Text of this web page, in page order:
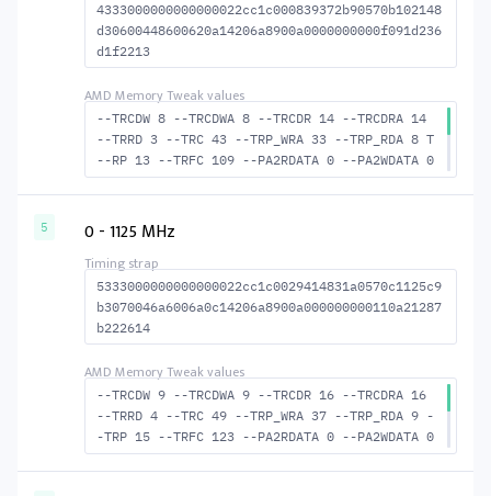
4333000000000000022cc1c000839372b90570b102148
d30600448600620a14206a8900a0000000000f091d236
d1f2213
--TRCDW 8 --TRCDWA 8 --TRCDR 14 --TRCDRA 14
--TRRD 3 --TRC 43 --TRP_WRA 33 --TRP_RDA 8 T
--RP 13 --TRFC 109 --PA2RDATA 0 --PA2WDATA 0
--TFAW 4 --TCRCRL 2 --TCRCWL 6 --TFAW32 4 --
R 35 --RAS2RAS 109 --RP 31 --WRPLUSRP 34 --B
5 0 - 1125 MHz
5333000000000000022cc1c0029414831a0570c1125c9
b3070046a6006a0c14206a8900a000000000110a21287
b222614
--TRCDW 9 --TRCDWA 9 --TRCDR 16 --TRCDRA 16
--TRRD 4 --TRC 49 --TRP_WRA 37 --TRP_RDA 9 -
-TRP 15 --TRFC 123 --PA2RDATA 0 --PA2WDATA 0
--TFAW 6 --TCRCRL 2 --TCRCWL 6 --TFAW32 5 --